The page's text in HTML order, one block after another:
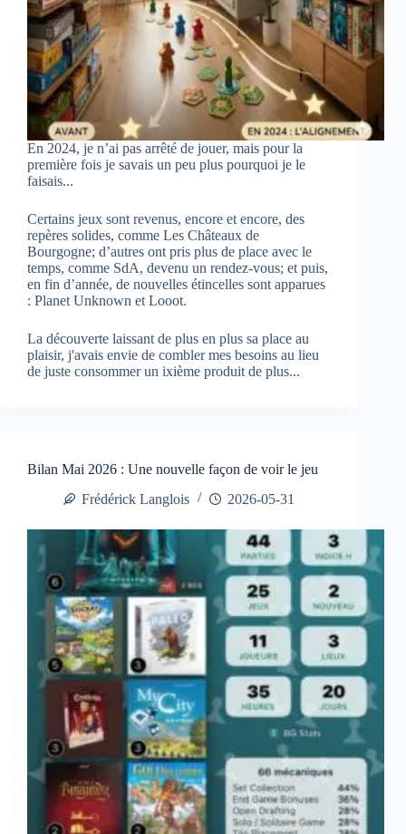
En 2024, je n’ai pas arrêté de jouer, mais pour la
première fois je savais un peu plus pourquoi je le
faisais...
Certains jeux sont revenus, encore et encore, des
repères solides, comme Les Châteaux de
Bourgogne; d’autres ont pris plus de place avec le
temps, comme SdA, devenu un rendez-vous; et puis,
en fin d’année, de nouvelles étincelles sont apparues
: Planet Unknown et Looot.
La découverte laissant de plus en plus sa place au
plaisir, j'avais envie de combler mes besoins au lieu
de juste consommer un ixième produit de plus...
Bilan Mai 2026 : Une nouvelle façon de voir le jeu
Frédérick Langlois
2026-05-31